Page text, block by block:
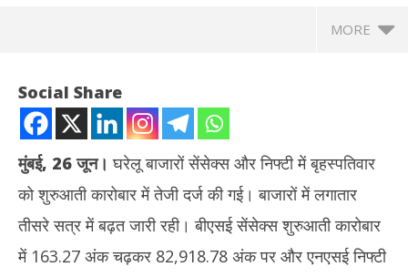
MORE
Social Share
मुंबई, 26 जून। घरेलू बाजारों सेंसेक्स और निफ्टी में बृहस्पतिवार
को शुरुआती कारोबार में तेजी दर्ज की गई। बाजारों में लगातार
तीसरे सत्र में बढ़त जारी रही। बीएसई सेंसेक्स शुरुआती कारोबार
में 163.27 अंक चढ़कर 82,918.78 अंक पर और एनएसई निफ्टी